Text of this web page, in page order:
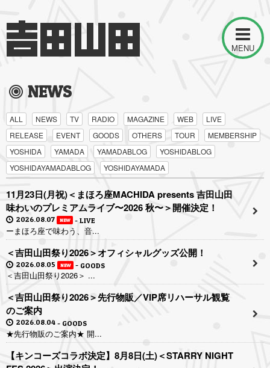
MENU
NEWS
ALL NEWS TV RADIO MAGAZINE WEB
LIVE
RELEASE
EVENT GOODS OTHERS TOUR
MEMBERSHIP
YOSHIDA
YAMADA YAMADABLOG
YOSHIDABLOG
YOSHIDAYAMADABLOG
YOSHIDAYAMADA
11月23日(月祝)＜まほろ座MACHIDA presents 吉田山田
味わいのプレミアムライブ〜2026 秋〜＞開催決定！
2026.08.07 NEW LIVE
ーまほろ座で味わう、音...
＜吉田山田祭り2026＞オフィシャルグッズ公開！
2026.08.05 NEW GOODS
＜吉田山田祭り2026＞ ...
＜吉田山田祭り2026＞先行物販／VIP席リハーサル観覧
のご案内
2026.08.04 GOODS
★先行物販のご案内★ 開...
【キンコーズコラボ決定】8月8日(土)＜STARRY NIGHT